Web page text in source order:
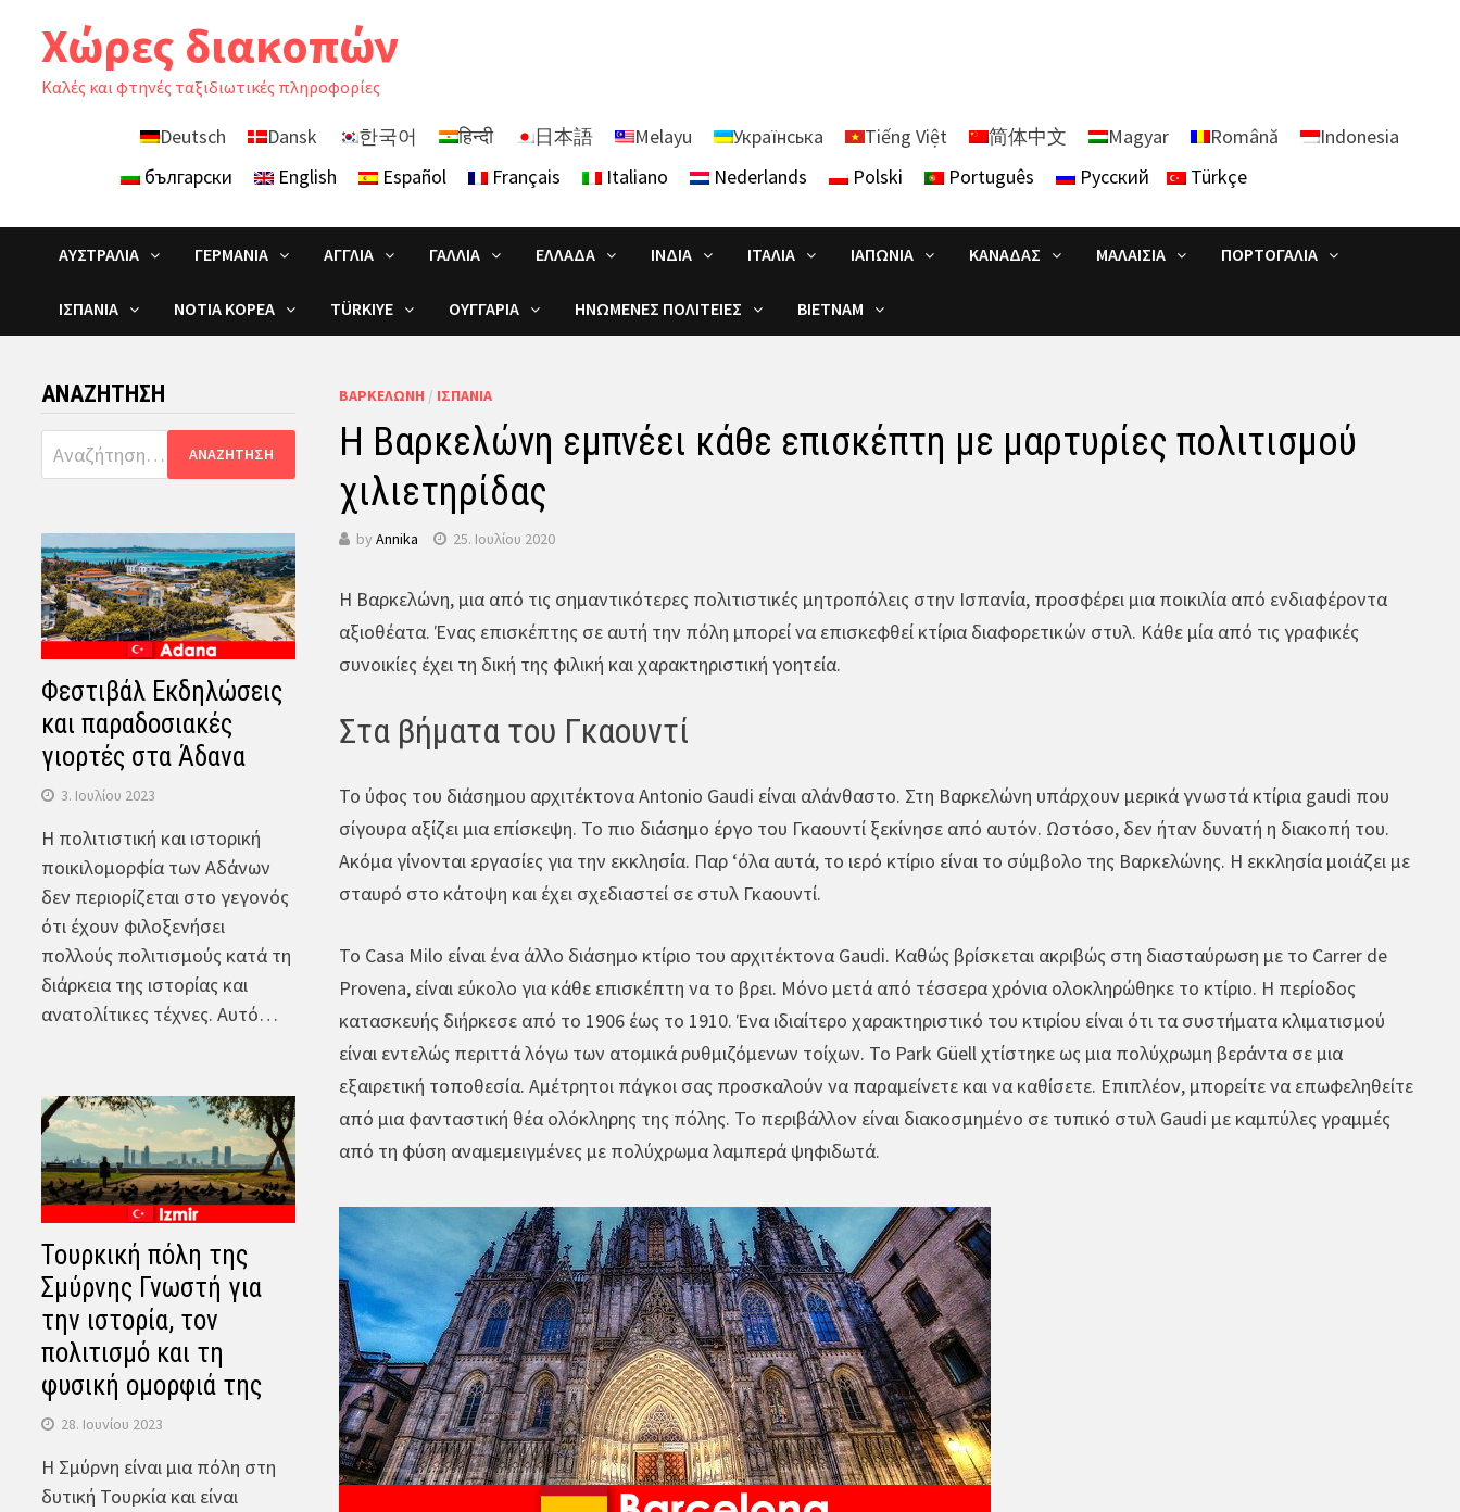
Χώρες διακοπών
Καλές και φτηνές ταξιδιωτικές πληροφορίες
Deutsch Dansk 한국어 हिन्दी 日本語 Melayu Українська Tiếng Việt 简体中文 Magyar Română
Indonesia
български
English Español Français Italiano Nederlands Polski Português Русский Türkçe
ΑΥΣΤΡΑΛΊΑ ΓΕΡΜΑΝΊΑ ΑΓΓΛΊΑ ΓΑΛΛΊΑ ΕΛΛΆΔΑ ΙΝΔΊΑ ΙΤΑΛΊΑ ΙΑΠΩΝΊΑ ΚΑΝΑΔΆΣ ΜΑΛΑΙΣΊΑ ΠΟΡΤΟΓΑΛΊΑ
ΙΣΠΑΝΊΑ ΝΌΤΙΑ ΚΟΡΈΑ TÜRKIYE ΟΥΓΓΑΡΊΑ ΗΝΩΜΈΝΕΣ ΠΟΛΙΤΕΊΕΣ ΒΙΕΤΝΆΜ
ΒΑΡΚΕΛΏΝΗ / ΙΣΠΑΝΊΑ
Η Βαρκελώνη εμπνέει κάθε επισκέπτη με μαρτυρίες πολιτισμού
χιλιετηρίδας
by Annika 25. Ιουλίου 2020
Η Βαρκελώνη, μια από τις σημαντικότερες πολιτιστικές μητροπόλεις στην Ισπανία, προσφέρει μια ποικιλία από ενδιαφέροντα
αξιοθέατα. Ένας επισκέπτης σε αυτή την πόλη μπορεί να επισκεφθεί κτίρια διαφορετικών στυλ. Κάθε μία από τις γραφικές
συνοικίες έχει τη δική της φιλική και χαρακτηριστική γοητεία.
Στα βήματα του Γκαουντί
Το ύφος του διάσημου αρχιτέκτονα Antonio Gaudi είναι αλάνθαστο. Στη Βαρκελώνη υπάρχουν μερικά γνωστά κτίρια gaudi που
σίγουρα αξίζει μια επίσκεψη. Το πιο διάσημο έργο του Γκαουντί ξεκίνησε από αυτόν. Ωστόσο, δεν ήταν δυνατή η διακοπή του.
Ακόμα γίνονται εργασίες για την εκκλησία. Παρ ‘όλα αυτά, το ιερό κτίριο είναι το σύμβολο της Βαρκελώνης. Η εκκλησία μοιάζει με
σταυρό στο κάτοψη και έχει σχεδιαστεί σε στυλ Γκαουντί.
Το Casa Milo είναι ένα άλλο διάσημο κτίριο του αρχιτέκτονα Gaudi. Καθώς βρίσκεται ακριβώς στη διασταύρωση με το Carrer de
Provena, είναι εύκολο για κάθε επισκέπτη να το βρει. Μόνο μετά από τέσσερα χρόνια ολοκληρώθηκε το κτίριο. Η περίοδος
κατασκευής διήρκεσε από το 1906 έως το 1910. Ένα ιδιαίτερο χαρακτηριστικό του κτιρίου είναι ότι τα συστήματα κλιματισμού
είναι εντελώς περιττά λόγω των ατομικά ρυθμιζόμενων τοίχων. Το Park Güell χτίστηκε ως μια πολύχρωμη βεράντα σε μια
εξαιρετική τοποθεσία. Αμέτρητοι πάγκοι σας προσκαλούν να παραμείνετε και να καθίσετε. Επιπλέον, μπορείτε να επωφεληθείτε
από μια φανταστική θέα ολόκληρης της πόλης. Το περιβάλλον είναι διακοσμημένο σε τυπικό στυλ Gaudi με καμπύλες γραμμές
από τη φύση αναμεμειγμένες με πολύχρωμα λαμπερά ψηφιδωτά.
ΑΝΑΖΉΤΗΣΗ
Αναζήτηση
για:
Φεστιβάλ Εκδηλώσεις
και παραδοσιακές
γιορτές στα Άδανα
3. Ιουλίου 2023
Η πολιτιστική και ιστορική
ποικιλομορφία των Αδάνων
δεν περιορίζεται στο γεγονός
ότι έχουν φιλοξενήσει
πολλούς πολιτισμούς κατά τη
διάρκεια της ιστορίας και
ανατολίτικες τέχνες. Αυτό…
Τουρκική πόλη της
Σμύρνης Γνωστή για
την ιστορία, τον
πολιτισμό και τη
φυσική ομορφιά της
28. Ιουνίου 2023
Η Σμύρνη είναι μια πόλη στη
δυτική Τουρκία και είναι